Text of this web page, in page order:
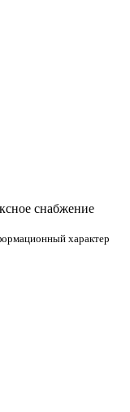
снабжение
характер